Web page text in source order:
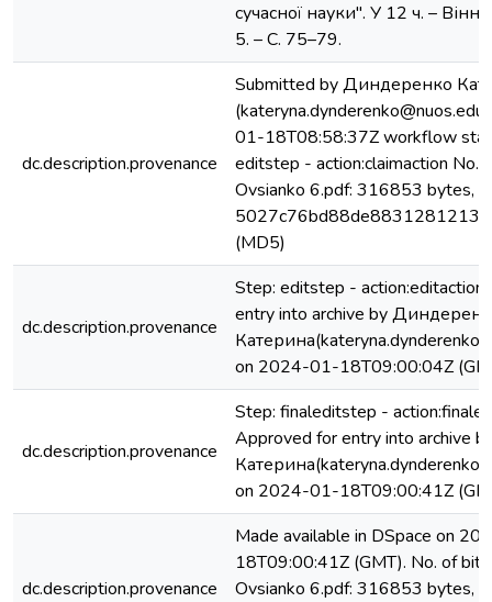
сучасної науки". У 12 ч. –
5. – С. 75–79.
dc.description.provenance
Submitted by Диндеренко
01-18T08:58:37Z workflow
editstep - action:claimaction No.
Ovsianko 6.pdf: 316853 bytes,
(MD5)
dc.description.provenance
Step: editstep - action:editaction
entry into archive by
on 2024-01-18T09:00:04Z
dc.description.provenance
Step: finaleditstep -
Approved for entry into archive
on 2024-01-18T09:00:41Z
dc.description.provenance
Made available in DSpace on
18T09:00:41Z (GMT). No. of
Ovsianko 6.pdf: 316853 bytes,